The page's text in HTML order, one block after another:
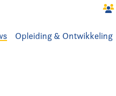
Opleiding & Ontwikkeling